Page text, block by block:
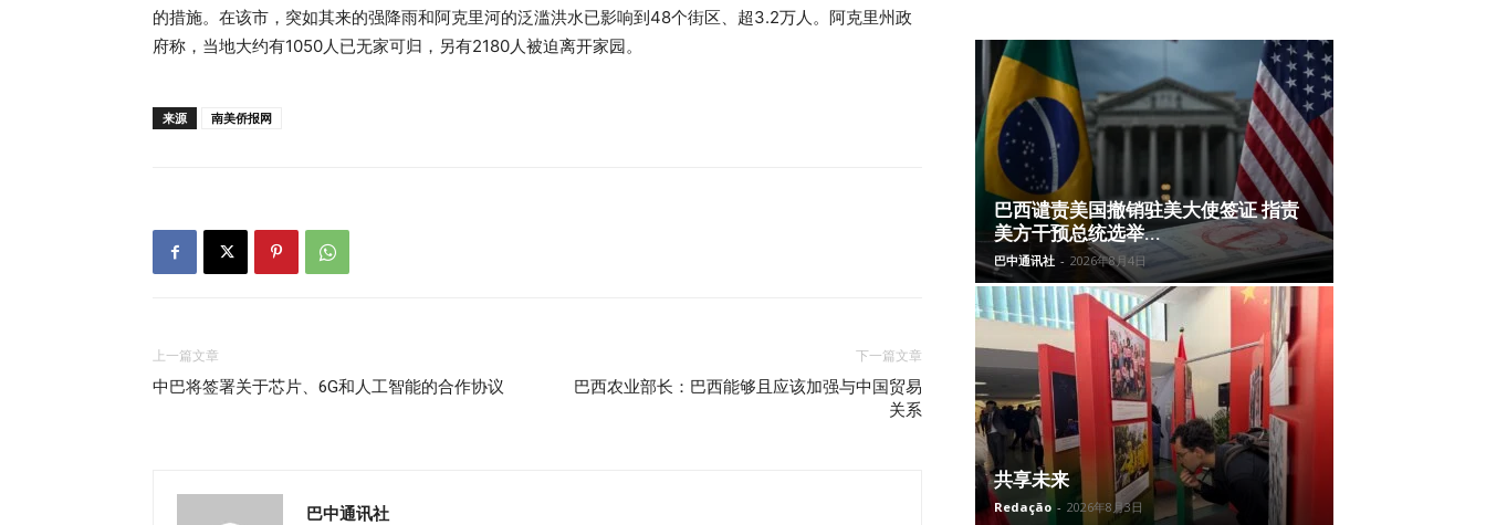
的措施。在该市，突如其来的强降雨和阿克里河的泛滥洪水已影响到48个街区、超3.2万人。阿克里州政
府称，当地大约有1050人已无家可归，另有2180人被迫离开家园。
来源 南美侨报网
上一篇文章
中巴将签署关于芯片、6G和人工智能的合作协议
下一篇文章
巴西农业部长：巴西能够且应该加强与中国贸易
关系
巴中通讯社
巴西谴责美国撤销驻美大使签证 指责
美方干预总统选举...
巴中通讯社 - 2026年8月4日
共享未来
Redação - 2026年8月3日